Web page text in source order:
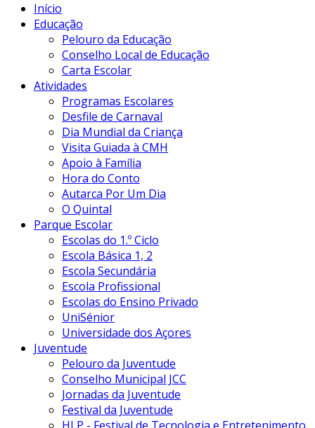
Início
Educação
Pelouro da Educação
Conselho Local de Educação
Carta Escolar
Atividades
Programas Escolares
Desfile de Carnaval
Dia Mundial da Criança
Visita Guiada à CMH
Apoio à Família
Hora do Conto
Autarca Por Um Dia
O Quintal
Parque Escolar
Escolas do 1.º Ciclo
Escola Básica 1, 2
Escola Secundária
Escola Profissional
Escolas do Ensino Privado
UniSénior
Universidade dos Açores
Juventude
Pelouro da Juventude
Conselho Municipal JCC
Jornadas da Juventude
Festival da Juventude